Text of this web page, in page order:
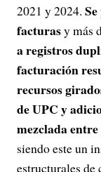
2021 y 2024.
facturasy más
a registros
facturación
recursos
de UPC y
mezclada
siendo este un
estructurales de